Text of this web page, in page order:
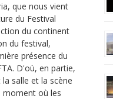
que nous vient
du Festival
du continent
du festival,
présence du
D'où, en partie,
salle et la scène
moment où les